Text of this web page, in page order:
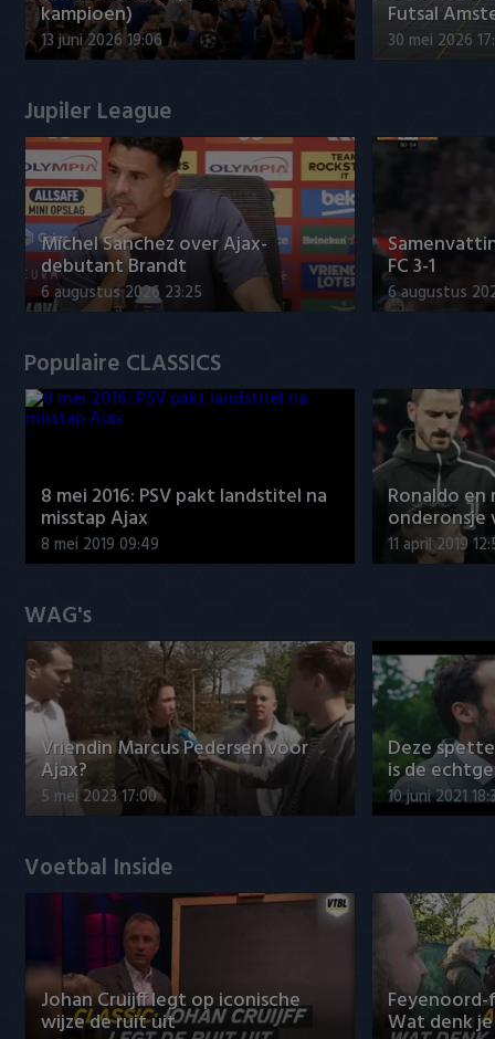
kampioen)
13 juni 2026 19:06
Futsal
30 mei 2026
Jupiler League
Míchel Sanchez over Ajax-
debutant Brandt
6 augustus 2026 23:25
FC 3-1
6 augustus
Populaire CLASSICS
8 mei 2016: PSV pakt landstitel na
misstap Ajax
8 mei 2019 09:49
Ronaldo
onderonsje
11 april 2019
WAG's
Vriendin Marcus Pedersen voor
Ajax?
5 mei 2023 17:00
Deze
is de
10 juni 2021
Voetbal Inside
Johan Cruijff legt op iconische
wijze de ruit uit
Feyenoord-
Wat denk